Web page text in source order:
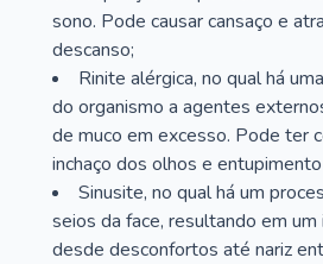
sono. Pode causar cansaço e
descanso;
Rinite alérgica, no qual há
do organismo a agentes
de muco em excesso. Pode ter
inchaço dos olhos e
Sinusite, no qual há um
seios da face, resultando em um
desde desconfortos até nariz